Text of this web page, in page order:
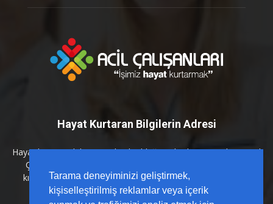
Hayat Kurtaran Bilgilerin Adresi
Hayat kurtaran bilginin en kritik olduğu anlarda yanınızdayız. Acil
Çalışanları platformu olarak; sahada karşılığı olan, güncel
kılavuzlarla desteklenmiş ve hızlı erişilebilir içerikleri sizlerle
buluşturuyoruz.
Tarama deneyiminizi geliştirmek,
kişiselleştirilmiş reklamlar veya içerik